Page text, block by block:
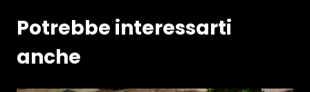
Potrebbe interessarti
anche